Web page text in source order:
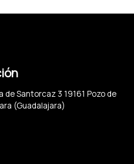
de Santorcaz 3 19161 Pozo de
(Guadalajara)